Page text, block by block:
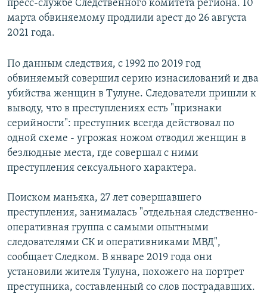
пресс-службе Следственного комитета региона. 10
марта обвиняемому продлили арест до 26 августа
2021 года.
По данным следствия, с 1992 по 2019 год
обвиняемый совершил серию изнасилований и два
убийства женщин в Тулуне. Следователи пришли к
выводу, что в преступлениях есть "признаки
серийности": преступник всегда действовал по
одной схеме - угрожая ножом отводил женщин в
безлюдные места, где совершал с ними
преступления сексуального характера.
Поиском маньяка, 27 лет совершавшего
преступления, занималась "отдельная следственно-
оперативная группа с самыми опытными
следователями СК и оперативниками МВД",
сообщает Следком. В январе 2019 года они
установили жителя Тулуна, похожего на портрет
преступника, составленный со слов пострадавших.